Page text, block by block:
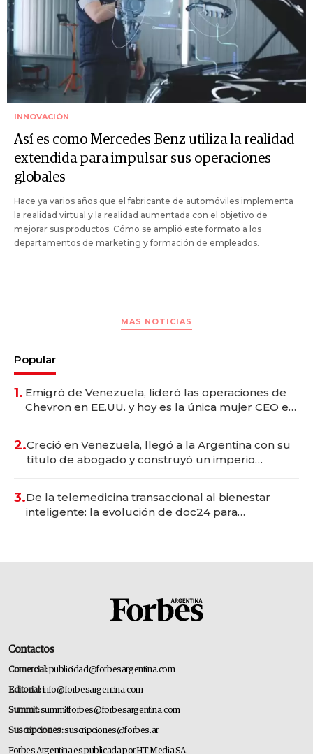
INNOVACIÓN
Así es como Mercedes Benz utiliza la realidad
extendida para impulsar sus operaciones
globales
Hace ya varios años que el fabricante de automóviles implementa
la realidad virtual y la realidad aumentada con el objetivo de
mejorar sus productos. Cómo se amplió este formato a los
departamentos de marketing y formación de empleados.
MAS NOTICIAS
Popular
1. Emigró de Venezuela, lideró las operaciones de
Chevron en EE.UU. y hoy es la única mujer CEO en
2.Creció en Venezuela, llegó a la Argentina con su
título de abogado y construyó un imperio
3.De la telemedicina transaccional al bienestar
inteligente: la evolución de doc24 para
Contactos
Comercial:publicidad@forbesargentina.com
Editorial:info@forbesargentina.com
Summit:summitforbes@forbesargentina.com
Suscripciones:suscripciones@forbes.ar
Forbes Argentina es publicada por HT Media SA.